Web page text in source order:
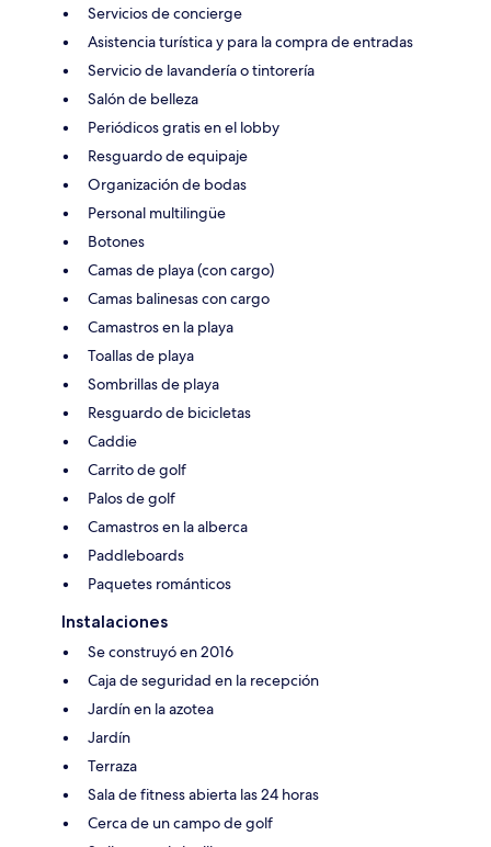
Servicios de concierge
Asistencia turística y para la compra de entradas
Servicio de lavandería o tintorería
Salón de belleza
Periódicos gratis en el lobby
Resguardo de equipaje
Organización de bodas
Personal multilingüe
Botones
Camas de playa (con cargo)
Camas balinesas con cargo
Camastros en la playa
Toallas de playa
Sombrillas de playa
Resguardo de bicicletas
Caddie
Carrito de golf
Palos de golf
Camastros en la alberca
Paddleboards
Paquetes románticos
Instalaciones
Se construyó en 2016
Caja de seguridad en la recepción
Jardín en la azotea
Jardín
Terraza
Sala de fitness abierta las 24 horas
Cerca de un campo de golf